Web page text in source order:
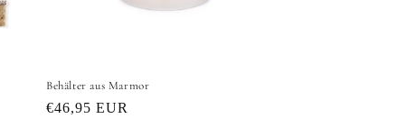
Behälter aus Marmor
Normaler
€46,95 EUR